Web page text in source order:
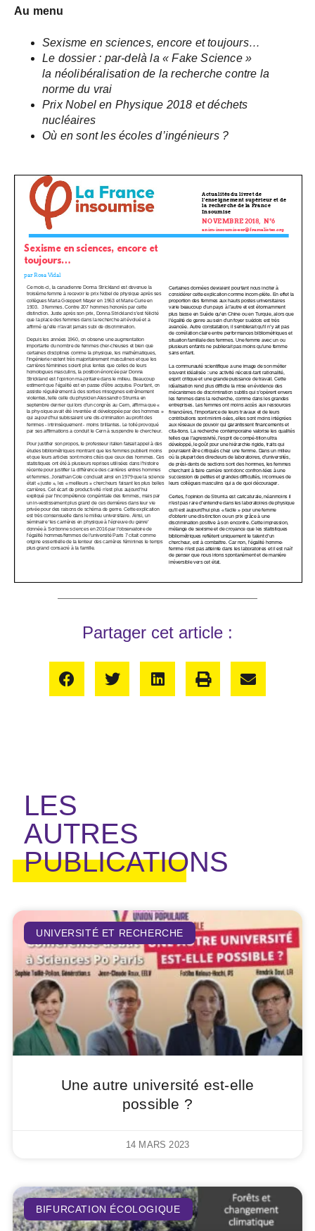
Au menu
Sexisme en sciences, encore et toujours…
Le dossier : par-delà la « Fake Science »
la néolibéralisation de la recherche contre la
norme du vrai
Prix Nobel en Physique 2018 et déchets
nucléaires
Où en sont les écoles d’ingénieurs ?
Partager cet article :
LES
AUTRES
PUBLICATIONS
UNIVERSITÉ ET RECHERCHE
Une autre université est-elle
possible ?
14 MARS 2023
BIFURCATION ÉCOLOGIQUE